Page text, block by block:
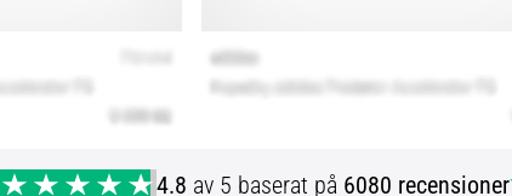
4.8 av 5 baserat på 6080 recensioner